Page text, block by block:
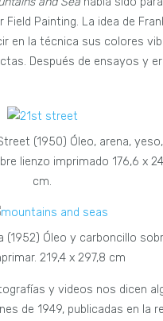
Field Painting. La idea de
en la técnica sus colores
Después de ensayos y
(1950) Óleo, arena,
lienzo imprimado 176,6 x
cm.
(1952) Óleo y carboncillo
219,4 x 297,8 cm
y videos nos dicen
de 1949, publicadas en la